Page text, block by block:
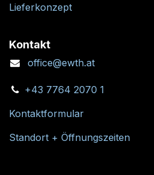
Lieferkonzept
Kontakt
office@ewth.at
+43 7764 2070 1
Kontaktformular
Standort + Öffnungszeiten